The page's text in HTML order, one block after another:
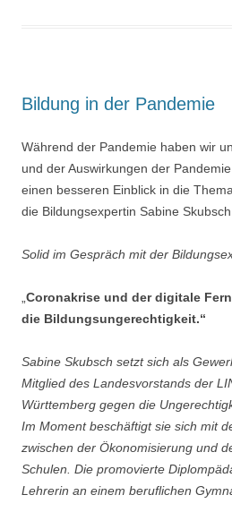
Bildung in der Pandemie
Während der Pandemie haben wir
und der Auswirkungen der
einen besseren Einblick in die
die Bildungsexpertin Sabine
Solid im Gespräch mit der
Coronakrise und der digitale
die Bildungsungerechtigkeit.“
Sabine Skubsch setzt sich als
Mitglied des Landesvorstands der
Württemberg gegen die
Im Moment beschäftigt sie sich mit
zwischen der Ökonomisierung und
Schulen. Die promovierte
Lehrerin an einem beruflichen